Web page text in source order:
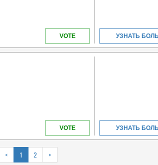
VOTE УЗНАТЬ
VOTE УЗНАТЬ
< 1 2 >